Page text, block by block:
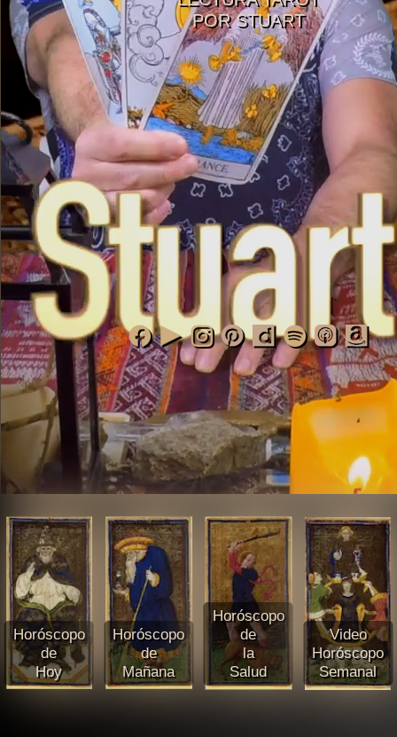
POR STUART
Horóscopo
de
Hoy
Horóscopo
de
Mañana
Horóscopo
de
la
Salud
Video
Horóscopo
Semanal